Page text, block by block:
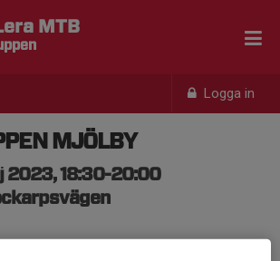
Logga in
MTB
MJÖLBY
2023, 18:30-20:00